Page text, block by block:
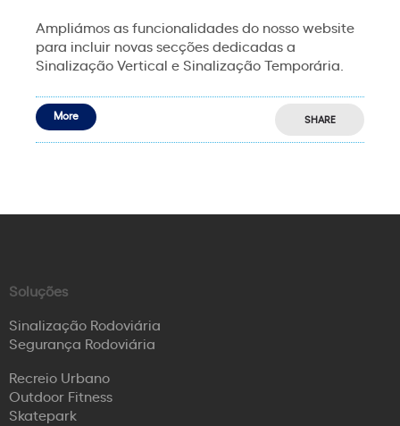
Ampliámos as funcionalidades do nosso website
para incluir novas secções dedicadas a
Sinalização Vertical e Sinalização Temporária.
More SHARE
Soluções
Sinalização Rodoviária
Segurança Rodoviária
Recreio Urbano
Outdoor Fitness
Skatepark